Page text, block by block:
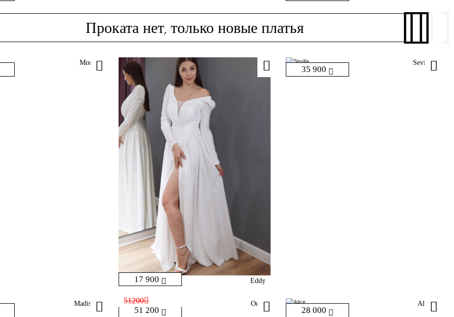
Проката нет,только новые платья
Monik
17 900 Eddy
35 900
Sevilia
Madison
51 200
51200 Odry
28 000
Alice